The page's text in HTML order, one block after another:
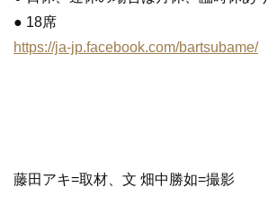
● 18席
https://ja-jp.facebook.com/bartsubame/
藤田アキ=取材、文 畑中勝如=撮影